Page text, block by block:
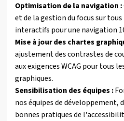
Optimisation de la navigation :
et de la gestion du focus sur
interactifs pour une navigation
Mise à jour des chartes
ajustement des contrastes de
aux exigences WCAG pour tous
graphiques.
Sensibilisation des équipes :
nos équipes de développement,
bonnes pratiques de